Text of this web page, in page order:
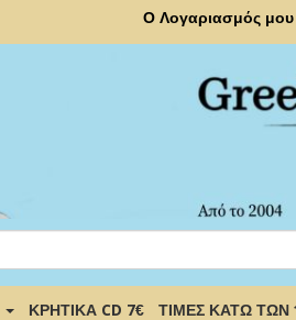
Ο Λογαριασμός μου
ΚΡΗΤΙΚΑ CD 7€ ΤΙΜΕΣ ΚΑΤΩ ΤΩΝ